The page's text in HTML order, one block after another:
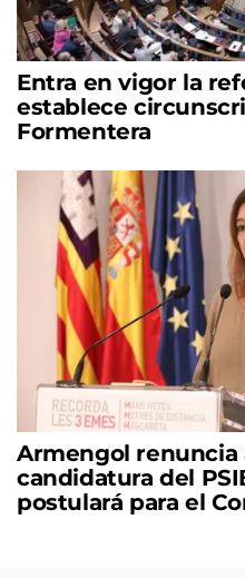
Entra en vigor la
establece
Formentera
Armengol renuncia
candidatura del
postulará para el